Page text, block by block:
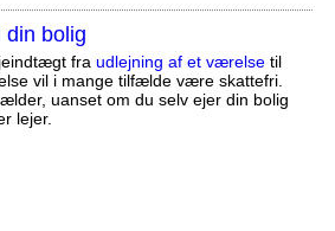
bolig
fra udlejning af et værelsetil
vil i mange tilfælde være skattefri.
uanset om du selv ejer din bolig
lejer.